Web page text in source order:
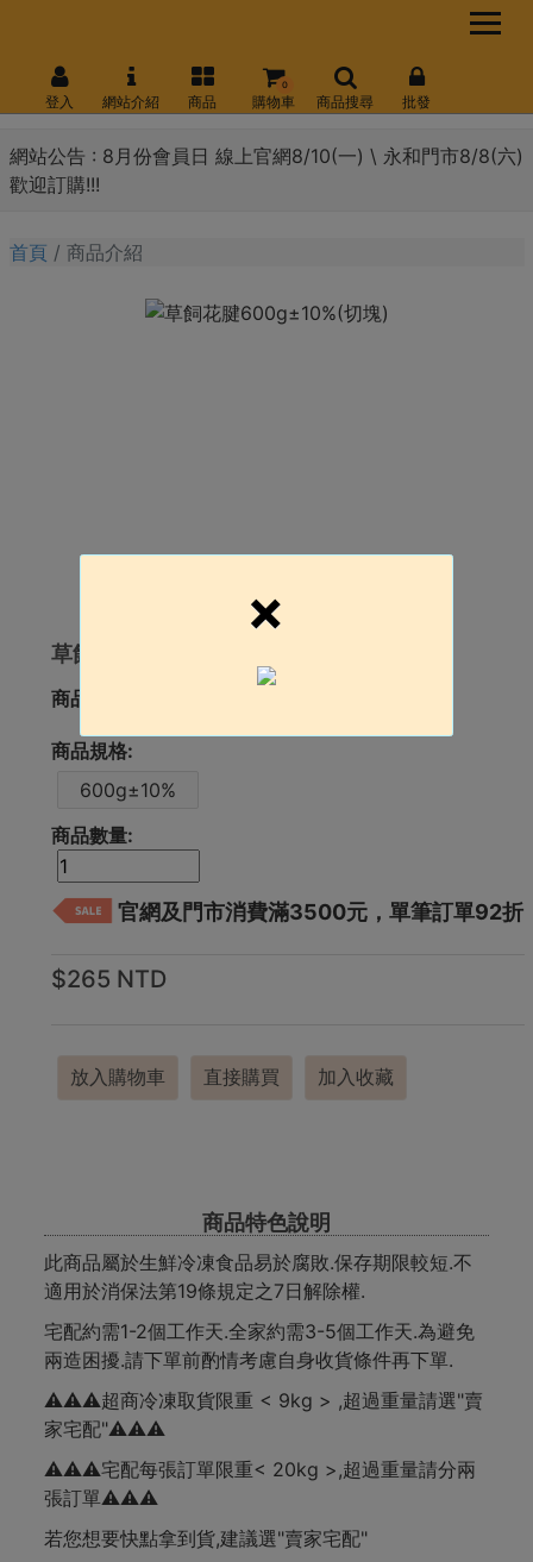
網站公告 : 8月份會員日 線上官網8/10(一) \ 永和門市8/8(六)
歡迎訂購!!!
登入 網站介紹 商品 購物車
0
商品搜尋 批發
首頁 商品介紹
草飼花腱600g±10%(切塊)
商品簡介:
商品規格:
600g±10%
商品數量:
官網及門市消費滿3500元，單筆訂單92折
$265 NTD
放入購物車 直接購買 加入收藏
商品特色說明
此商品屬於生鮮冷凍食品易於腐敗.保存期限較短.不
適用於消保法第19條規定之7日解除權.
宅配約需1-2個工作天.全家約需3-5個工作天.為避免
兩造困擾.請下單前酌情考慮自身收貨條件再下單.
⚠️⚠️⚠️超商冷凍取貨限重 < 9kg > ,超過重量請選"賣
家宅配"⚠️⚠️⚠️
⚠️⚠️⚠️宅配每張訂單限重< 20kg >,超過重量請分兩
張訂單⚠️⚠️⚠️
若您想要快點拿到貨,建議選"賣家宅配"
×